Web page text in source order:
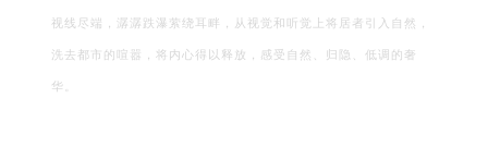
视线尽端，潺潺跌瀑萦绕耳畔，从视觉和听觉上将居者引入自然，
洗去都市的喧嚣，将内心得以释放，感受自然、归隐、低调的奢
华。